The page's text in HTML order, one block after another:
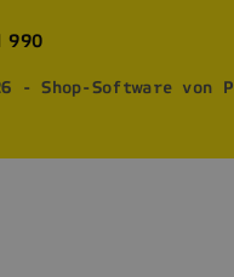
990
- Shop-Software von